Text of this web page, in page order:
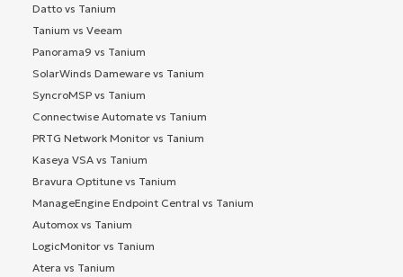
Datto vs Tanium
Tanium vs Veeam
Panorama9 vs Tanium
SolarWinds Dameware vs Tanium
SyncroMSP vs Tanium
Connectwise Automate vs Tanium
PRTG Network Monitor vs Tanium
Kaseya VSA vs Tanium
Bravura Optitune vs Tanium
ManageEngine Endpoint Central vs Tanium
Automox vs Tanium
LogicMonitor vs Tanium
Atera vs Tanium